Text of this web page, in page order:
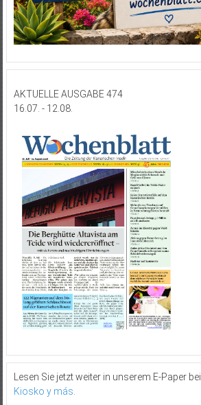
AKTUELLE AUSGABE 474
16.07. - 12.08.
Lesen Sie jetzt weiter in unserem E-Paper bei
Kiosko y más